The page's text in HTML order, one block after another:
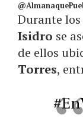
Durante los
Isidro se
de ellos
Torres,